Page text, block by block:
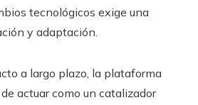
tecnológicos exige una
y adaptación.
a largo plazo, la plataforma
actuar como un catalizador